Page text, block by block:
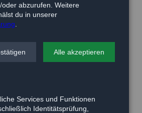
abzurufen. Weitere
du in unserer
Alle akzeptieren
Services und Funktionen
Identitätsprüfung,